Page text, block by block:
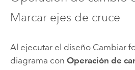
Marcar ejes de cruce
Al ejecutar el diseño Cambiar
diagrama con Operación de